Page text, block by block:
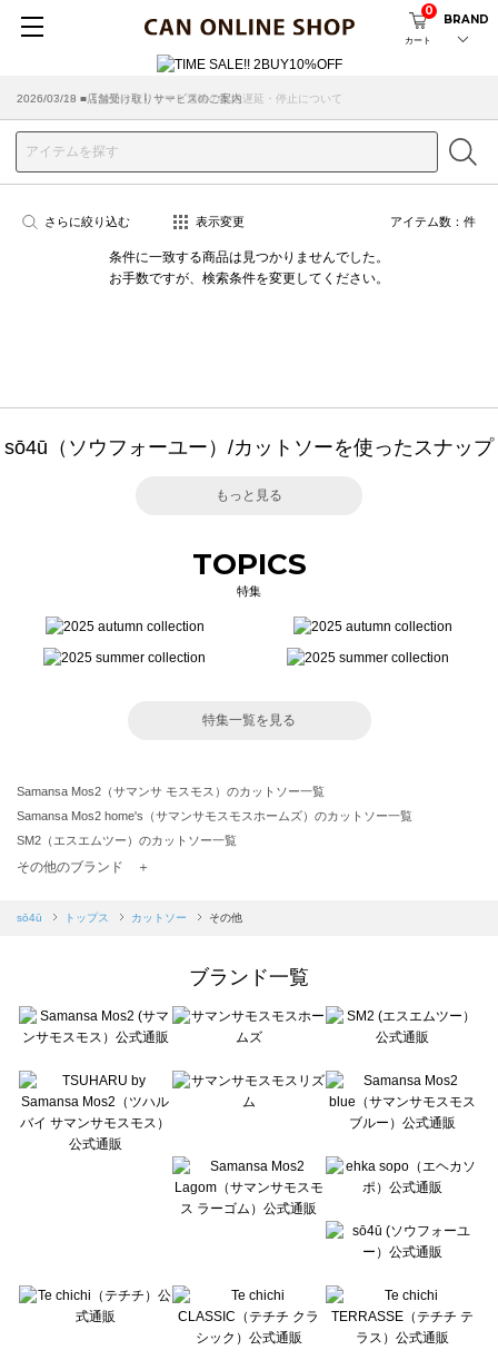
カート
0
BRAND
2026/07/29 ■【お知らせ】ヤマト運輸の配送遅延・停止について
2026/03/18 ■店舗受け取りサービスのご案内
さらに絞り込む 表示変更 アイテム数： 件
条件に一致する商品は見つかりませんでした。
お手数ですが、検索条件を変更してください。
sō4ū（ソウフォーユー）/カットソーを使ったスナップ
もっと見る
TOPICS
特集
特集一覧を見る
Samansa Mos2（サマンサ モスモス）のカットソー一覧
Samansa Mos2 home's（サマンサモスモスホームズ）のカットソー一覧
SM2（エスエムツー）のカットソー一覧
TSUHARU by Samansa Mos2（ツハルバイサマンサモスモス）のカットソー一覧
Samansa Mos2 blue（サマンサモスモス ブルー）のカットソー一覧
sō4ū（ソウフォーユー）のカットソー一覧
Te chichi（テチチ）のカットソー一覧
Te chichi CLASSIC（テチチ クラシック）のカットソー一覧
Lugnoncure（ルノンキュール）のカットソー一覧
BETTY'S BLUE（べティーズブルー）のカットソー一覧
Wpc.（ワールドパーティー）のカットソー一覧
その他のブランド ＋
sō4ū トップス カットソー その他
ブランド一覧